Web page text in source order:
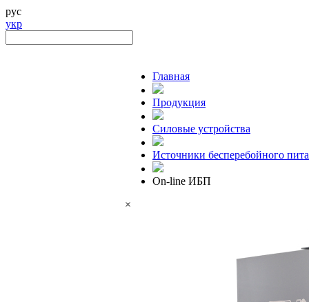
рус
укр
Главная
Продукция
Силовые устройства
Источники бесперебойного
On-line ИБП
×